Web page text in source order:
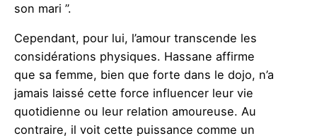
son mari ’’.
Cependant, pour lui, l’amour transcende les
considérations physiques. Hassane affirme
que sa femme, bien que forte dans le dojo, n’a
jamais laissé cette force influencer leur vie
quotidienne ou leur relation amoureuse. Au
contraire, il voit cette puissance comme un